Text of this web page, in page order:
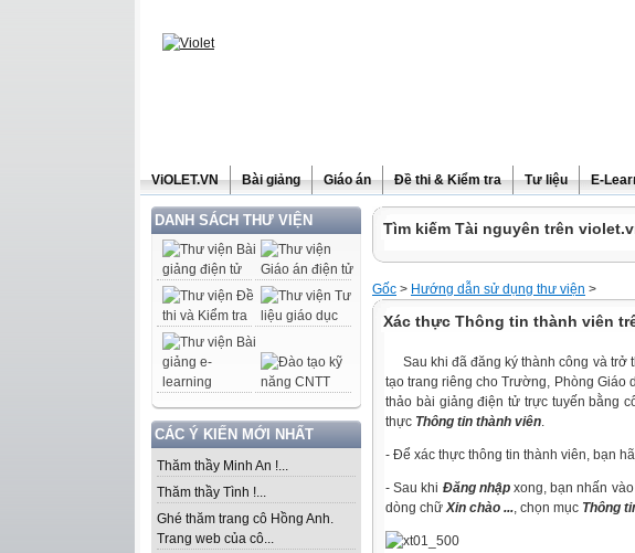
ViOLET.VN Bài giảng Giáo án Đề thi & Kiểm tra Tư liệu E-
DANH SÁCH THƯ VIỆN
CÁC Ý KIẾN MỚI NHẤT
Thăm thầy Minh An !...
Thăm thầy Tình !...
Ghé thăm trang cô Hồng Anh.
Trang web của cô...
Tìm kiếm Tài nguyên trên
Gốc > Hướng dẫn sử dụng thư viện >
Xác thực Thông tin thành viên
Sau khi đã đăng ký thành công và trở
tạo trang riêng cho Trường, Phòng Giáo
thảo bài giảng điện tử trực tuyến bằng
thực Thông tin thành viên.
- Để xác thực thông tin thành viên, bạn
-Sau khi Đăng nhậpxong, bạn nhấn vào
dòng chữXin chào ..., chọn mục Thông